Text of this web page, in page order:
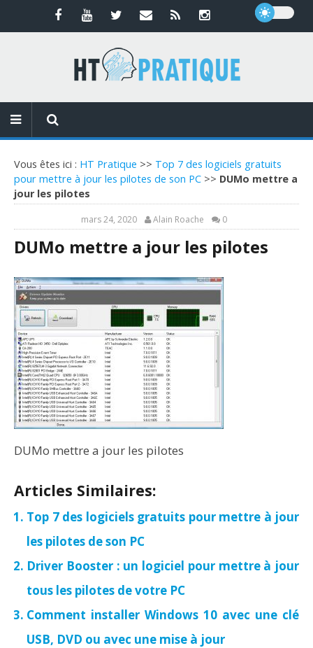
Vous êtes ici : HT Pratique >> Top 7 des logiciels gratuits
pour mettre à jour les pilotes de son PC >> DUMo mettre a
jour les pilotes
mars 24, 2020 Alain Roache 0
DUMo mettre a jour les pilotes
DUMo mettre a jour les pilotes
Articles Similaires:
Top 7 des logiciels gratuits pour mettre à jour
les pilotes de son PC
Driver Booster : un logiciel pour mettre à jour
tous les pilotes de votre PC
Comment installer Windows 10 avec une clé
USB, DVD ou avec une mise à jour